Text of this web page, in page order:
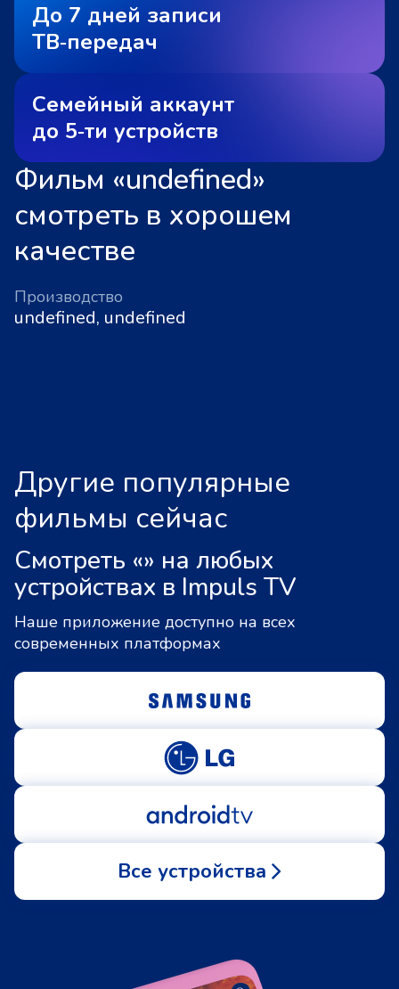
До 7 дней записи
ТВ‑передач
Семейный аккаунт
до 5‑ти устройств
Фильм «undefined»
смотреть в хорошем
качестве
Производство
undefined, undefined
Другие популярные
фильмы сейчас
Смотреть «» на любых
устройствах в Impuls TV
Наше приложение доступно на всех
современных платформах
Все устройства